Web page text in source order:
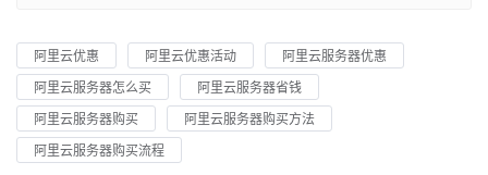
阿里云优惠 阿里云优惠活动
阿里云服务器优惠
阿里云服务器怎么买
阿里云服务器省钱
阿里云服务器购买
阿里云服务器购买方法
阿里云服务器购买流程